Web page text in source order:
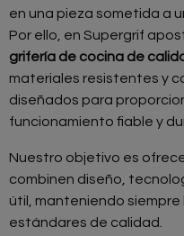
en una pieza sometida a
Por ello, en Supergrif
grifería de cocina de
materiales resistentes y
diseñados para
funcionamiento fiable y
Nuestro objetivo es
combinen diseño,
útil, manteniendo siempre
estándares de calidad.